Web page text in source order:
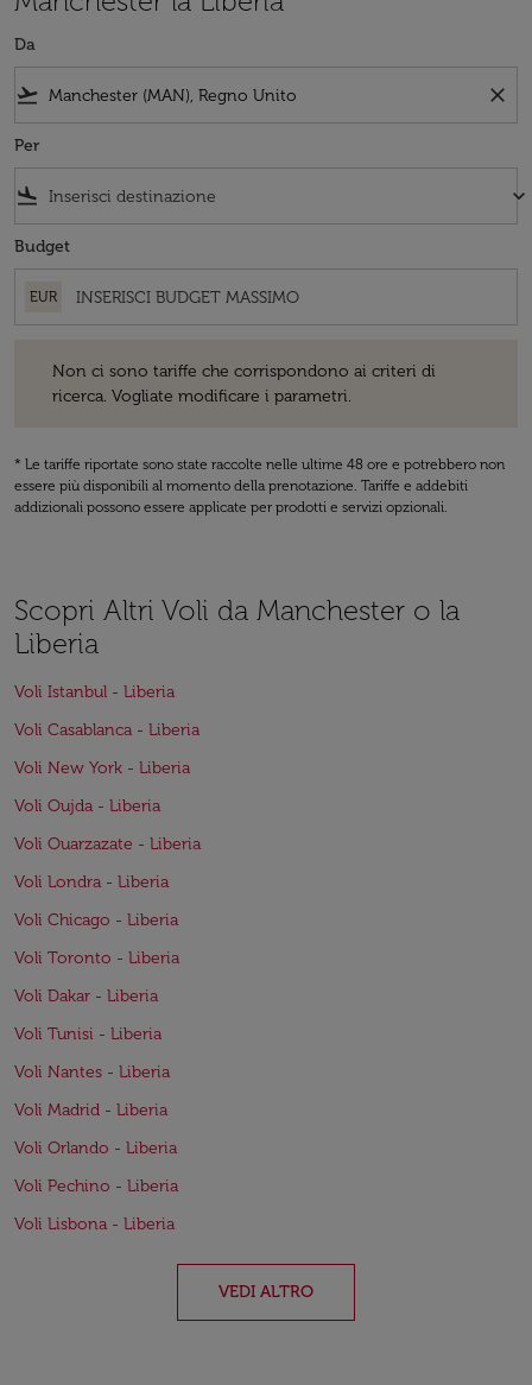
Da
flight_takeoff close
Per
flight_land keyboard_arrow_down
Budget
EUR
Non ci sono tariffe che corrispondono ai criteri di
ricerca. Vogliate modificare i parametri.
* Le tariffe riportate sono state raccolte nelle ultime 48 ore e potrebbero non
essere più disponibili al momento della prenotazione. Tariffe e addebiti
addizionali possono essere applicate per prodotti e servizi opzionali.
Scopri Altri Voli da Manchester o la
Liberia
Voli Istanbul - Liberia
Voli Casablanca - Liberia
Voli New York - Liberia
Voli Oujda - Liberia
Voli Ouarzazate - Liberia
Voli Londra - Liberia
Voli Chicago - Liberia
Voli Toronto - Liberia
Voli Dakar - Liberia
Voli Tunisi - Liberia
Voli Nantes - Liberia
Voli Madrid - Liberia
Voli Orlando - Liberia
Voli Pechino - Liberia
Voli Lisbona - Liberia
VEDI ALTRO